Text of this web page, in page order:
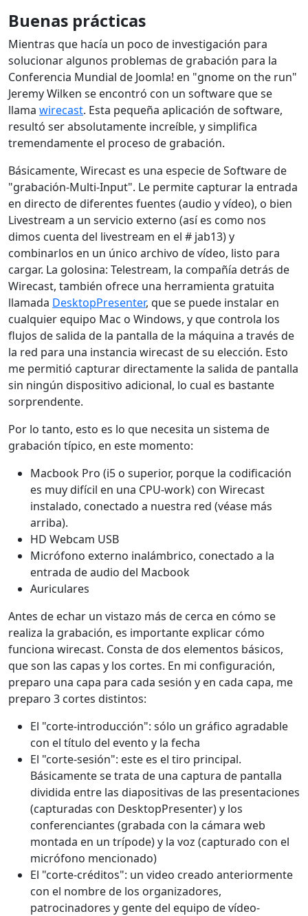
Buenas prácticas
Mientras que hacía un poco de investigación para
solucionar algunos problemas de grabación para la
Conferencia Mundial de Joomla! en "gnome on the run"
Jeremy Wilken se encontró con un software que se
llama wirecast. Esta pequeña aplicación de software,
resultó ser absolutamente increíble, y simplifica
tremendamente el proceso de grabación.
Básicamente, Wirecast es una especie de Software de
"grabación-Multi-Input". Le permite capturar la entrada
en directo de diferentes fuentes (audio y vídeo), o bien
Livestream a un servicio externo (así es como nos
dimos cuenta del livestream en el # jab13) y
combinarlos en un único archivo de vídeo, listo para
cargar. La golosina: Telestream, la compañía detrás de
Wirecast, también ofrece una herramienta gratuita
llamada DesktopPresenter, que se puede instalar en
cualquier equipo Mac o Windows, y que controla los
flujos de salida de la pantalla de la máquina a través de
la red para una instancia wirecast de su elección. Esto
me permitió capturar directamente la salida de pantalla
sin ningún dispositivo adicional, lo cual es bastante
sorprendente.
Por lo tanto, esto es lo que necesita un sistema de
grabación típico, en este momento:
Macbook Pro (i5 o superior, porque la codificación
es muy difícil en una CPU-work) con Wirecast
instalado, conectado a nuestra red (véase más
arriba).
HD Webcam USB
Micrófono externo inalámbrico, conectado a la
entrada de audio del Macbook
Auriculares
Antes de echar un vistazo más de cerca en cómo se
realiza la grabación, es importante explicar cómo
funciona wirecast. Consta de dos elementos básicos,
que son las capas y los cortes. En mi configuración,
preparo una capa para cada sesión y en cada capa, me
preparo 3 cortes distintos:
El "corte-introducción": sólo un gráfico agradable
con el título del evento y la fecha
El "corte-sesión": este es el tiro principal.
Básicamente se trata de una captura de pantalla
dividida entre las diapositivas de las presentaciones
(capturadas con DesktopPresenter) y los
conferenciantes (grabada con la cámara web
montada en un trípode) y la voz (capturado con el
micrófono mencionado)
El "corte-créditos": un video creado anteriormente
con el nombre de los organizadores,
patrocinadores y gente del equipo de vídeo-